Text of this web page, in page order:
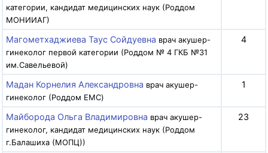
категории, кандидат медицинских наук (Роддом
МОНИИАГ)
Магометхаджиева Таус Сойдуевна врач акушер-
гинеколог первой категории (Роддом № 4 ГКБ №31
им.Савельевой)
4
Мадан Корнелия Александровна врач акушер-
гинеколог (Роддом EMC)
1
Майборода Ольга Владимировна врач акушер-
гинеколог, кандидат медицинских наук (Роддом
г.Балашиха (МОПЦ))
23